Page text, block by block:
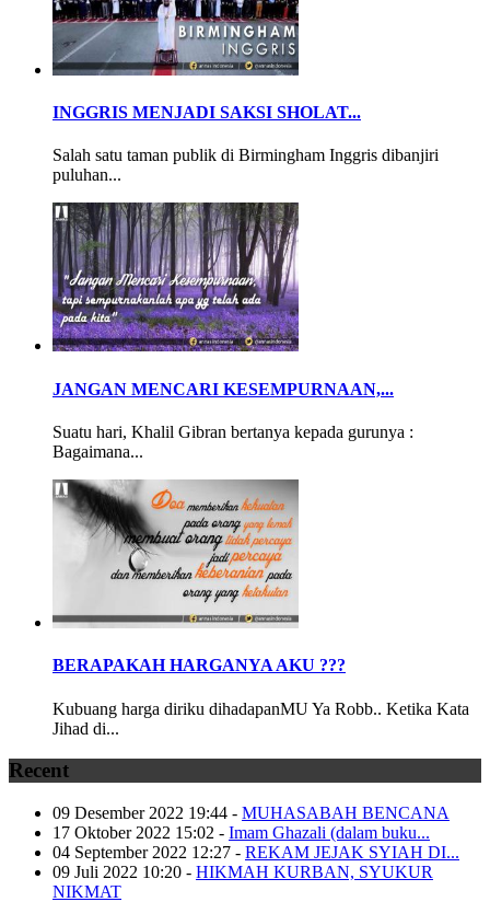
INGGRIS MENJADI SAKSI SHOLAT...
Salah satu taman publik di Birmingham Inggris dibanjiri
puluhan...
JANGAN MENCARI KESEMPURNAAN,...
Suatu hari, Khalil Gibran bertanya kepada gurunya :
Bagaimana...
BERAPAKAH HARGANYA AKU ???
Kubuang harga diriku dihadapanMU Ya Robb.. Ketika Kata
Jihad di...
Recent
09 Desember 2022 19:44 - MUHASABAH BENCANA
17 Oktober 2022 15:02 - Imam Ghazali (dalam buku...
04 September 2022 12:27 - REKAM JEJAK SYIAH DI...
09 Juli 2022 10:20 - HIKMAH KURBAN, SYUKUR
NIKMAT